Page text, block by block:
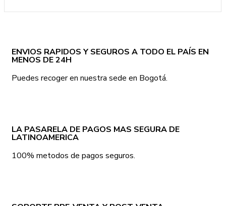
ENVIOS RAPIDOS Y SEGUROS A TODO EL PAÍS EN
MENOS DE 24H
Puedes recoger en nuestra sede en Bogotá.
LA PASARELA DE PAGOS MAS SEGURA DE
LATINOAMERICA
100% metodos de pagos seguros.